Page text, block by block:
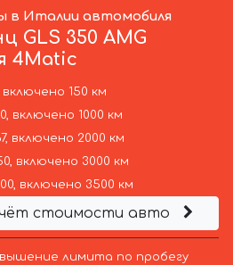
в Италии автомобиля
GLS 350 AMG
4Matic
150 км
включено 1000 км
включено 2000 км
включено 3000 км
включено 3500 км
стоимости авто
лимита по пробегу